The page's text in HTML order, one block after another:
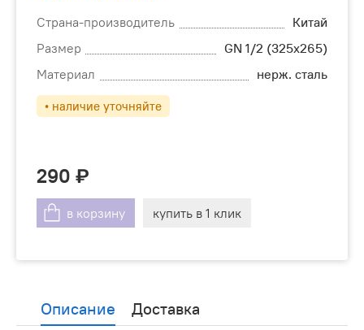
Страна-производитель
Китай
Размер
GN 1/2 (325x265)
Материал
нерж. сталь
• наличие уточняйте
290
в корзину купить в 1 клик
Описание Доставка